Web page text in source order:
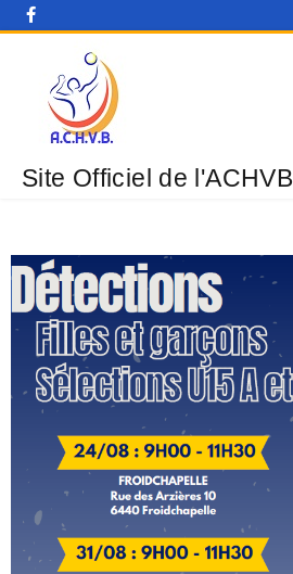
Site Officiel de l'ACHVB